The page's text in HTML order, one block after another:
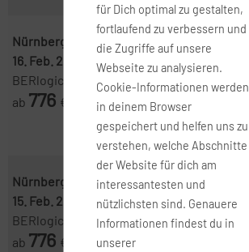
Nürnberg ( NUE ) -Colombo ( CMB )
16. Feb. 2027
11. März 2027
BERlogic
ab 776 €
Nürnberg ( NUE )-Colombo ( CMB )
15. Feb. 2027
11. März 2027
BERlogic
ab 776 €
für Dich optimal zu gestalten,
fortlaufend zu verbessern und
die Zugriffe auf unsere
Webseite zu analysieren.
Cookie-Informationen werden
in deinem Browser
gespeichert und helfen uns zu
verstehen, welche Abschnitte
der Website für dich am
interessantesten und
nützlichsten sind. Genauere
Informationen findest du in
unserer